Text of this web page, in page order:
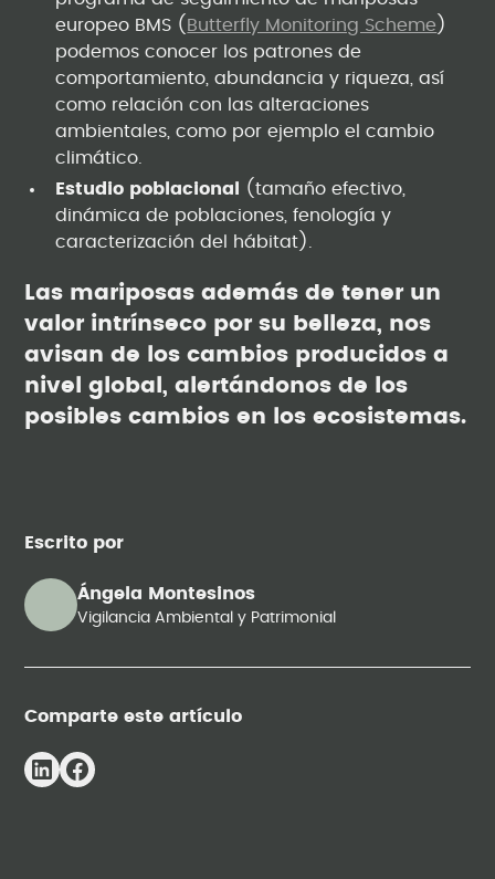
Escrito por
Ángela Montesinos
Vigilancia Ambiental y Patrimonial
Comparte este artículo
europeo BMS ( Butterfly Monitoring Scheme )
podemos conocer los patrones de
comportamiento, abundancia y riqueza, así
como relación con las alteraciones
ambientales, como por ejemplo el cambio
climático.
Estudio poblacional
(tamaño efectivo,
dinámica de poblaciones, fenología y
caracterización del hábitat).
Las mariposas además de tener un
valor intrínseco por su belleza, nos
avisan de los cambios producidos a
nivel global, alertándonos de los
posibles cambios en los ecosistemas.